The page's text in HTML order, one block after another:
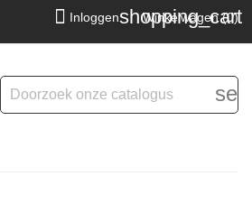
 Inloggenshopping_cart
Winkelwagen (0)